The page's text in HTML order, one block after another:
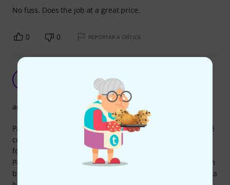
No fuss. Does the job at a great price.
0 0 REPORTAR A CRÍTICA
pooispoois 03.02.2021
Para tomar as medidas dos vários parâmetros da guitarra é
completamente adequado. O acabamento é bom e o aço
forte.
Para medir a altura das cordas escolheram uma escala com
barras preenchidas em vez de apenas uma linha no topo da
acabamento